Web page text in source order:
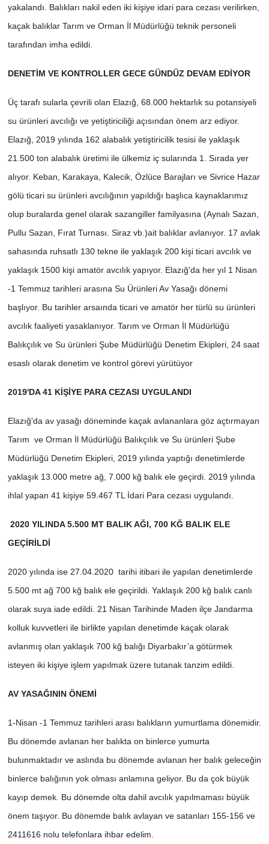
yakalandı. Balıkları nakil eden iki kişiye idari para cezası verilirken,
kaçak balıklar Tarım ve Orman İl Müdürlüğü teknik personeli
tarafından imha edildi.
DENETİM VE KONTROLLER GECE GÜNDÜZ DEVAM EDİYOR
Üç tarafı sularla çevrili olan Elazığ, 68.000 hektarlık su potansiyeli
su ürünleri avcılığı ve yetiştiriciliği açısından önem arz ediyor.
Elazığ, 2019 yılında 162 alabalık yetiştiricilik tesisi ile yaklaşık
21.500 ton alabalık üretimi ile ülkemiz iç sularında 1. Sırada yer
alıyor. Keban, Karakaya, Kalecik, Özlüce Barajları ve Sivrice Hazar
gölü ticari su ürünleri avcılığının yapıldığı başlıca kaynaklarımız
olup buralarda genel olarak sazangiller familyasına (Aynalı Sazan,
Pullu Sazan, Fırat Turnası. Siraz vb.)ait balıklar avlanıyor. 17 avlak
sahasında ruhsatlı 130 tekne ile yaklaşık 200 kişi ticari avcılık ve
yaklaşık 1500 kişi amatör avcılık yapıyor. Elazığ'da her yıl 1 Nisan
-1 Temmuz tarihleri arasına Su Ürünleri Av Yasağı dönemi
başlıyor. Bu tarihler arsaında ticari ve amatör her türlü su ürünleri
avcılık faaliyeti yasaklanıyor. Tarım ve Orman İl Müdürlüğü
Balıkçılık ve Su ürünleri Şube Müdürlüğü Denetim Ekipleri, 24 saat
esaslı olarak denetim ve kontrol görevi yürütüyor
2019'DA 41 KİŞİYE PARA CEZASI UYGULANDI
Elazığ'da av yasağı döneminde kaçak avlananlara göz açtırmayan
Tarım ve Orman İl Müdürlüğü Balıkçılık ve Su ürünleri Şube
Müdürlüğü Denetim Ekipleri, 2019 yılında yaptığı denetimlerde
yaklaşık 13.000 metre ağ, 7.000 kğ balık ele geçirdi. 2019 yılında
ihlal yapan 41 kişiye 59.467 TL İdari Para cezası uygulandı.
2020 YILINDA 5.500 MT BALIK AĞI, 700 KĞ BALIK ELE
GEÇİRİLDİ
2020 yılında ise 27.04.2020 tarihi itibari ile yapılan denetimlerde
5.500 mt ağ 700 kğ balık ele geçirildi. Yaklaşık 200 kğ balık canlı
olarak suya iade edildi. 21 Nisan Tarihinde Maden ilçe Jandarma
kolluk kuvvetleri ile birlikte yapılan denetimde kaçak olarak
avlanmış olan yaklaşık 700 kğ balığı Diyarbakır’a götürmek
isteyen iki kişiye işlem yapılmak üzere tutanak tanzim edildi.
AV YASAĞININ ÖNEMİ
1-Nisan -1 Temmuz tarihleri arası balıkların yumurtlama dönemidir.
Bu dönemde avlanan her balıkta on binlerce yumurta
bulunmaktadır ve aslında bu dönemde avlanan her balık geleceğin
binlerce balığının yok olması anlamına geliyor. Bu da çok büyük
kayıp demek. Bu dönemde olta dahil avcılık yapılmaması büyük
önem taşıyor. Bu dönemde balık avlayan ve satanları 155-156 ve
2411616 nolu telefonlara ihbar edelim.